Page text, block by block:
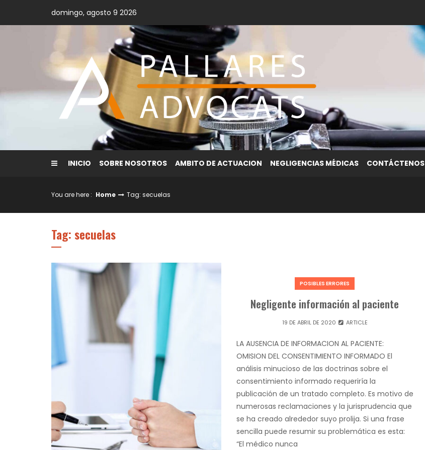
content
domingo, agosto 9 2026
INICIO SOBRE NOSOTROS AMBITO DE ACTUACION NEGLIGENCIAS MÉDICAS CONTÁCTENOS
You are here : Home Tag: secuelas
Tag: secuelas
POSIBLES ERRORES
Negligente información al paciente
19 DE ABRIL DE 2020 ARTICLE
LA AUSENCIA DE INFORMACION AL PACIENTE:
OMISION DEL CONSENTIMIENTO INFORMADO El
análisis minucioso de las doctrinas sobre el
consentimiento informado requeriría la
publicación de un tratado completo. Es motivo de
numerosas reclamaciones y la jurisprudencia que
se ha creado alrededor suyo prolija. Si una frase
sencilla puede resumir su problemática es esta:
“El médico nunca